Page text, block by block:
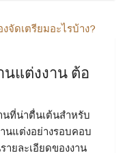
แต่งงาน ต้อ
นที่น่าตื่นเต้นสำหรับ
นแต่งอย่างรอบคอบ
ยละเอียดของงาน